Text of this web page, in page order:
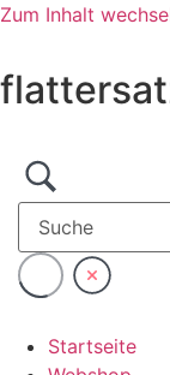
Zum Inhalt
Startseite